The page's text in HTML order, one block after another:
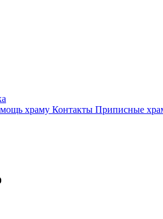
храму Контакты Приписные